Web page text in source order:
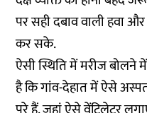
पर सही दबाव वाली हवा
कर सके.
ऐसी स्थिति में मरीज बोलने
है कि गांव-देहात में ऐसे